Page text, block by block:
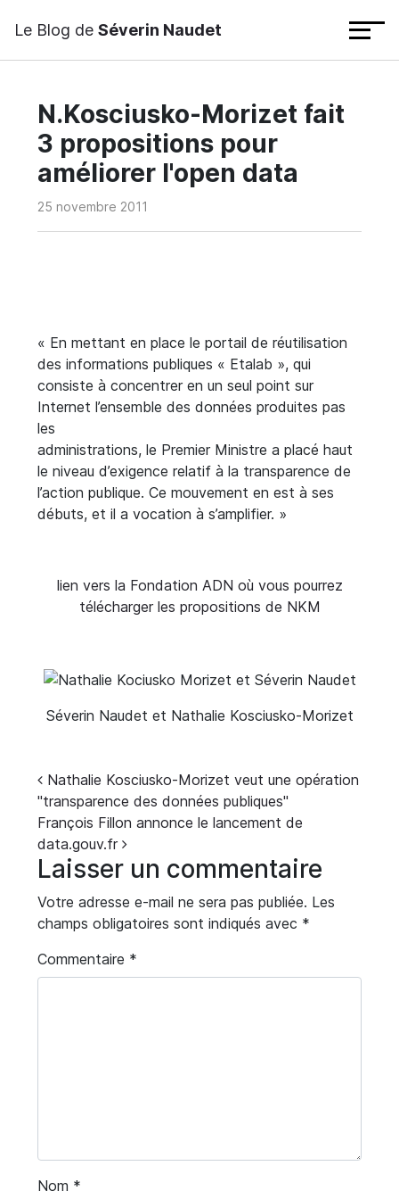
Le Blog de Séverin Naudet
N.Kosciusko-Morizet fait
3 propositions pour
améliorer l'open data
25 novembre 2011
« En mettant en place le portail de réutilisation
des informations publiques « Etalab », qui
consiste à concentrer en un seul point sur
Internet l’ensemble des données produites pas
les
administrations, le Premier Ministre a placé haut
le niveau d’exigence relatif à la transparence de
l’action publique. Ce mouvement en est à ses
débuts, et il a vocation à s’amplifier. »
lien vers la Fondation ADN où vous pourrez
télécharger les propositions de NKM
Séverin Naudet et Nathalie Kosciusko-Morizet
Navigation
Nathalie Kosciusko-Morizet veut une opération
"transparence des données publiques"
François Fillon annonce le lancement de
data.gouv.fr
Laisser un commentaire
Votre adresse e-mail ne sera pas publiée. Les
champs obligatoires sont indiqués avec *
Commentaire *
Nom *